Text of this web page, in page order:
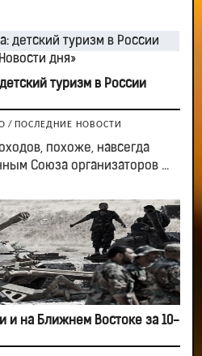
туризм в России
/ ПОСЛЕДНИЕ НОВОСТИ
похоже, навсегда
Союза организаторов ...
и на Ближнем Востоке за 10-